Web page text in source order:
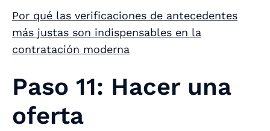
Por qué las verificaciones de antecedentes
más justas son indispensables en la
contratación moderna
Paso 11: Hacer una
oferta